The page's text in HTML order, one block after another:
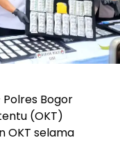
Polres Bogor
(OKT)
OKT selama